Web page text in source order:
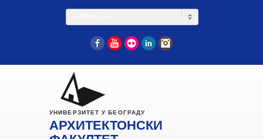
FacebookYouTube
Flickr LinkedIn
УНИВЕРЗИТЕТ У БЕОГРАДУ
АРХИТЕКТОНСКИ